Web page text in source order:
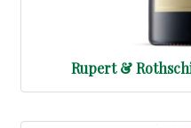
Rupert &